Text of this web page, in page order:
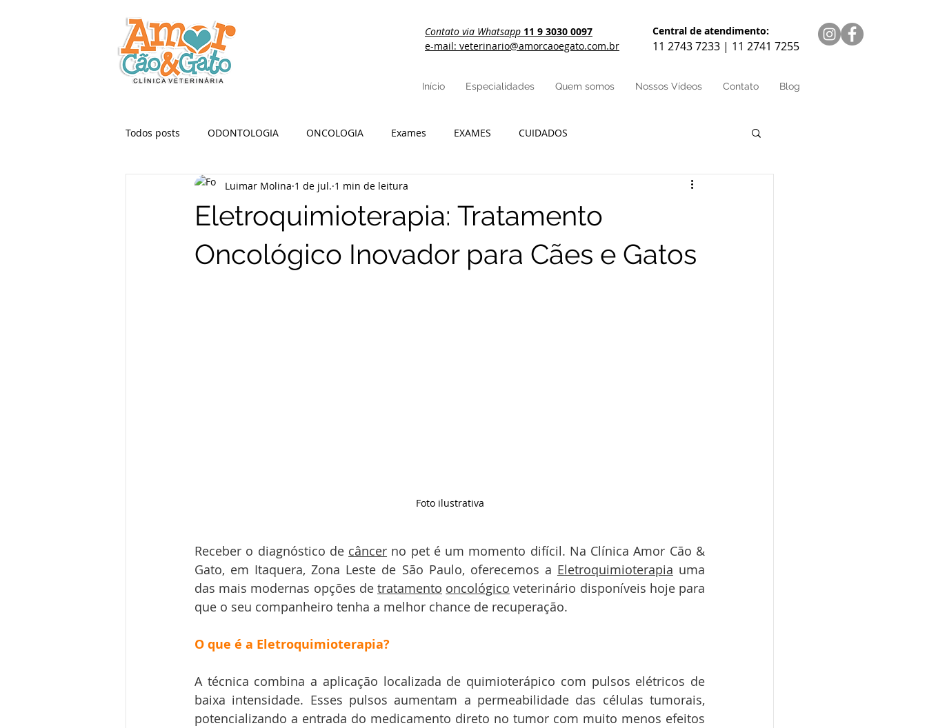
Contato via Whatsapp 11 9 3030 0097
e-mail: veterinario@amorcaoegato.com.br
Central de atendimento:
11 2743 7233 | 11 2741 7255
Início Especialidades Quem somos Nossos Vídeos Contato Blog
Todos posts ODONTOLOGIA ONCOLOGIA Exames EXAMES CUIDADOS
Eletroquimioterapia: Tratamento
Oncológico Inovador para Cães e Gatos
Luimar Molina 1 de jul. 1 min de leitura
Foto ilustrativa
Receber o diagnóstico de câncer no pet é um momento difícil. Na Clínica Amor Cão &
Gato, em Itaquera, Zona Leste de São Paulo, oferecemos a Eletroquimioterapia uma
das mais modernas opções de tratamento oncológico veterinário disponíveis hoje para
que o seu companheiro tenha a melhor chance de recuperação.
O que é a Eletroquimioterapia?
A técnica combina a aplicação localizada de quimioterápico com pulsos elétricos de
baixa intensidade. Esses pulsos aumentam a permeabilidade das células tumorais,
potencializando a entrada do medicamento direto no tumor com muito menos efeitos